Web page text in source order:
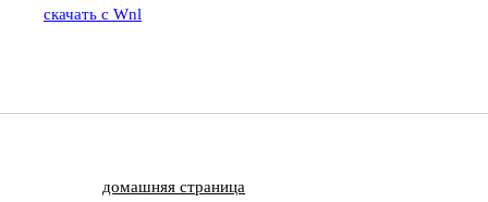
скачать с Wnl
домашняя страница